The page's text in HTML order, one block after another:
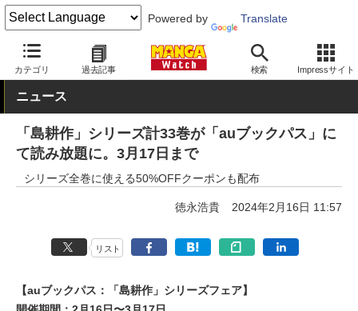
Powered by Translate
カテゴリ 過去記事 検索 Impressサイト
MANGA Watch 無料
ニュース
「島耕作」シリーズ計33巻が「auブックパス」に
て読み放題に。3月17日まで
シリーズ全巻に使える50%OFFクーポンも配布
徳永浩貴 2024年2月16日 11:57
リスト
【auブックパス：「島耕作」シリーズフェア】